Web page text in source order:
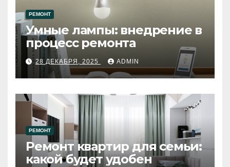
РЕМОНТ
Умные лампы: внедрение в
процесс ремонта
28 ДЕКАБРЯ, 2025 ADMIN
РЕМОНТ
Ремонт квартир для семьи:
какой будет удобен